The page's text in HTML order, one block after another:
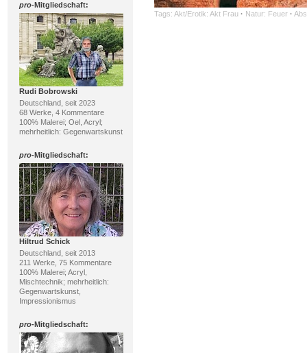
pro-Mitgliedschaft:
Rudi Bobrowski
Deutschland, seit 2023
68 Werke, 4 Kommentare
100% Malerei; Oel, Acryl;
mehrheitlich: Gegenwartskunst
pro-Mitgliedschaft:
Hiltrud Schick
Deutschland, seit 2013
211 Werke, 75 Kommentare
100% Malerei; Acryl,
Mischtechnik; mehrheitlich:
Gegenwartskunst,
Impressionismus
pro-Mitgliedschaft:
Tags: Akt/Erotik: Akt Frau · Natur: Feuer ·